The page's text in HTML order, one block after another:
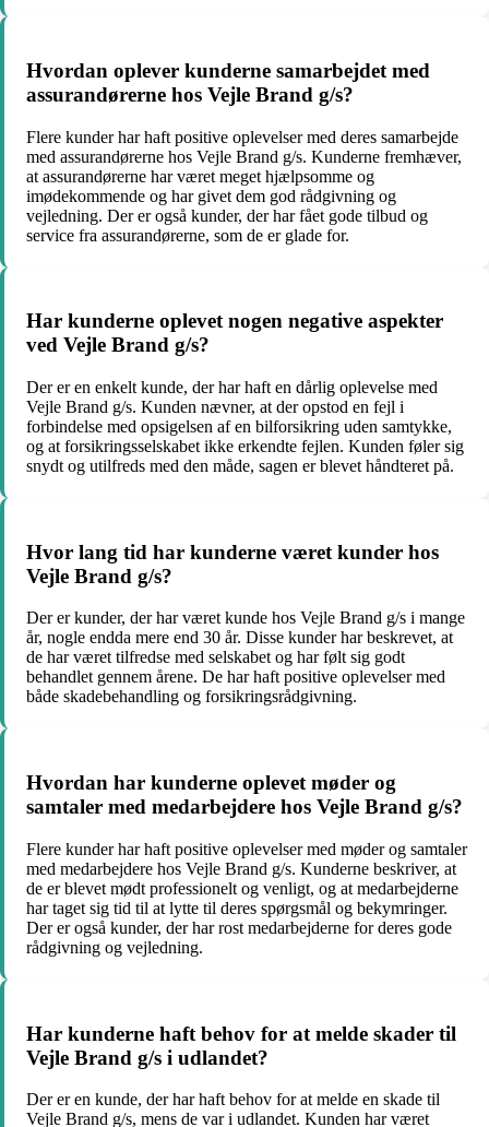
Hvordan oplever kunderne samarbejdet med
assurandørerne hos Vejle Brand g/s?
Flere kunder har haft positive oplevelser med deres samarbejde
med assurandørerne hos Vejle Brand g/s. Kunderne fremhæver,
at assurandørerne har været meget hjælpsomme og
imødekommende og har givet dem god rådgivning og
vejledning. Der er også kunder, der har fået gode tilbud og
service fra assurandørerne, som de er glade for.
Har kunderne oplevet nogen negative aspekter
ved Vejle Brand g/s?
Der er en enkelt kunde, der har haft en dårlig oplevelse med
Vejle Brand g/s. Kunden nævner, at der opstod en fejl i
forbindelse med opsigelsen af en bilforsikring uden samtykke,
og at forsikringsselskabet ikke erkendte fejlen. Kunden føler sig
snydt og utilfreds med den måde, sagen er blevet håndteret på.
Hvor lang tid har kunderne været kunder hos
Vejle Brand g/s?
Der er kunder, der har været kunde hos Vejle Brand g/s i mange
år, nogle endda mere end 30 år. Disse kunder har beskrevet, at
de har været tilfredse med selskabet og har følt sig godt
behandlet gennem årene. De har haft positive oplevelser med
både skadebehandling og forsikringsrådgivning.
Hvordan har kunderne oplevet møder og
samtaler med medarbejdere hos Vejle Brand g/s?
Flere kunder har haft positive oplevelser med møder og samtaler
med medarbejdere hos Vejle Brand g/s. Kunderne beskriver, at
de er blevet mødt professionelt og venligt, og at medarbejderne
har taget sig tid til at lytte til deres spørgsmål og bekymringer.
Der er også kunder, der har rost medarbejderne for deres gode
rådgivning og vejledning.
Har kunderne haft behov for at melde skader til
Vejle Brand g/s i udlandet?
Der er en kunde, der har haft behov for at melde en skade til
Vejle Brand g/s, mens de var i udlandet. Kunden har været